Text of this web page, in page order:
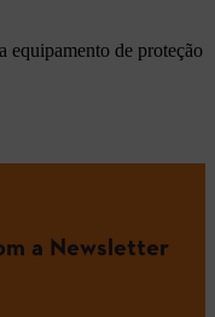
equipamento de proteção
a Newsletter